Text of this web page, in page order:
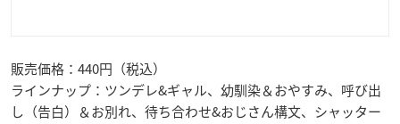
販売価格：440円（税込）
ラインナップ：ツンデレ&ギャル、幼馴染＆おやすみ、呼び出
し（告白）＆お別れ、待ち合わせ&おじさん構文、シャッター